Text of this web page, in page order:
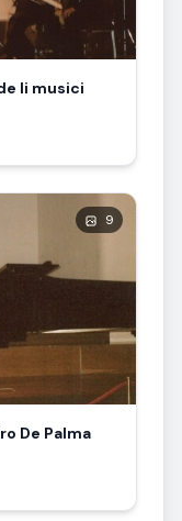
li musici
9
De Palma